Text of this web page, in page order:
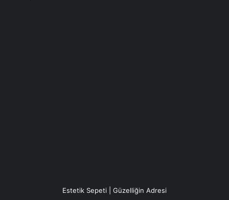
Estetik Sepeti | Güzelliğin Adresi